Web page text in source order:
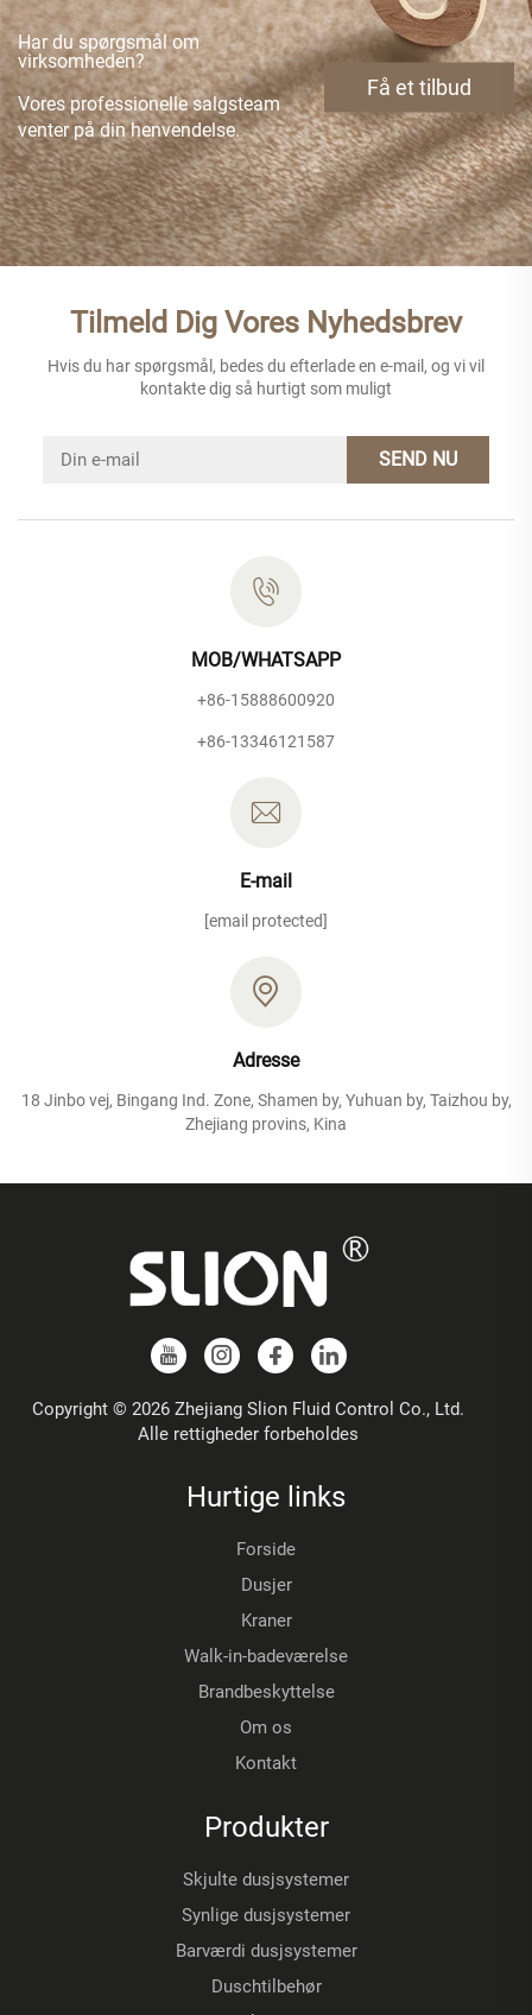
Har du spørgsmål om
virksomheden?
Vores professionelle salgsteam
venter på din henvendelse.
Få et tilbud
Tilmeld Dig Vores Nyhedsbrev
Hvis du har spørgsmål, bedes du efterlade en e-mail, og vi vil
kontakte dig så hurtigt som muligt
SEND NU
MOB/WHATSAPP
+86-15888600920
+86-13346121587
E-mail
[email protected]
Adresse
18 Jinbo vej, Bingang Ind. Zone, Shamen by, Yuhuan by, Taizhou by,
Zhejiang provins, Kina
Copyright © 2026 Zhejiang Slion Fluid Control Co., Ltd.
Alle rettigheder forbeholdes
Hurtige links
Forside
Dusjer
Kraner
Walk-in-badeværelse
Brandbeskyttelse
Om os
Kontakt
Produkter
Skjulte dusjsystemer
Synlige dusjsystemer
Barværdi dusjsystemer
Duschtilbehør